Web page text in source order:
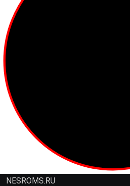
NESROMS.RU